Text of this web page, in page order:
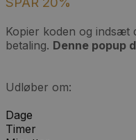
Kopier koden og indsæt
betaling. Denne popup
Udløber om:
Dage
Timer